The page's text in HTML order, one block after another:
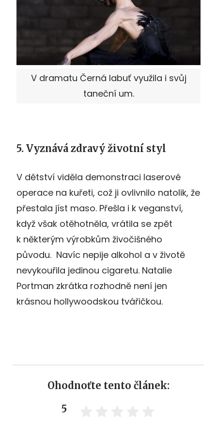
V dramatu Černá labuť využila i svůj
taneční um.
5. Vyznává zdravý životní styl
V dětství viděla demonstraci laserové
operace na kuřeti, což ji ovlivnilo natolik, že
přestala jíst maso. Přešla i k veganství,
když však otěhotněla, vrátila se zpět
k některým výrobkům živočišného
původu. Navíc nepije alkohol a v životě
nevykouřila jedinou cigaretu. Natalie
Portman zkrátka rozhodně není jen
krásnou hollywoodskou tvářičkou.
Ohodnoťte tento článek:
5